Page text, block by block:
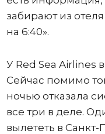
забирают из
на 6:40».
У Red Sea Airlines
Сейчас помимо
ночью отказала
все три в деле.
вылететь в